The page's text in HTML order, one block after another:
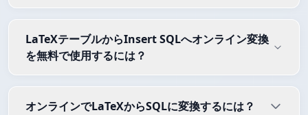
LaTeXテーブルからInsert SQLへオンライン変換
を無料で使用するには？
オンラインでLaTeXからSQLに変換するには？